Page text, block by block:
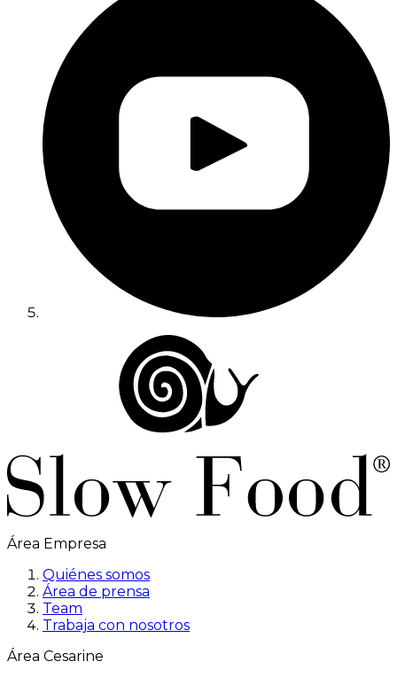
Área Empresa
Quiénes somos
Área de prensa
Team
Trabaja con nosotros
Área Cesarine